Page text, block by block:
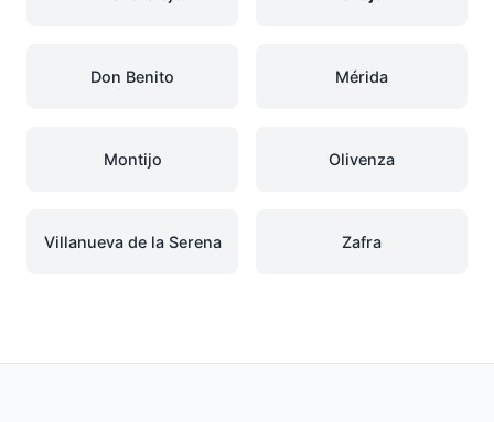
Don Benito Mérida
Montijo Olivenza
Villanueva de la Serena Zafra